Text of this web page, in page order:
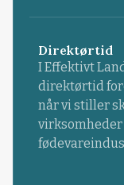
Direktørtid
I Effektivt
direktørtid
når vi stiller